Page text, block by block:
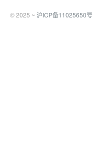
© 2025 ~ 沪ICP备11025650号